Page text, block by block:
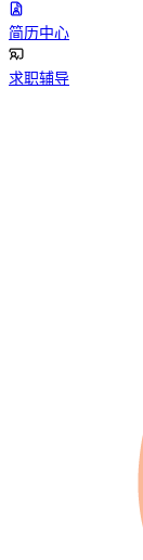
简历中心
求职辅导